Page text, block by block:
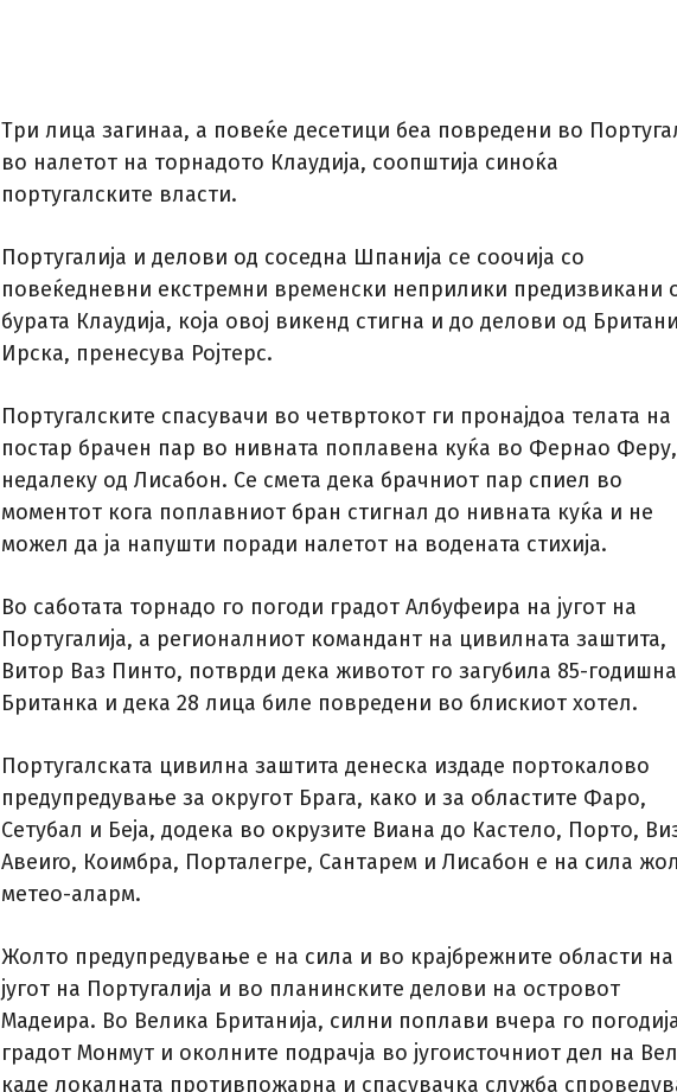
Три лица загинаа, а повеќе десетици беа повредени во
во налетот на торнадото Клаудија, соопштија синоќа
португалските власти.
Португалија и делови од соседна Шпанија се соочија со
повеќедневни екстремни временски неприлики предизвикани
бурата Клаудија, која овој викенд стигна и до делови од
Ирска, пренесува Ројтерс.
Португалските спасувачи во четвртокот ги пронајдоа телата на
постар брачен пар во нивната поплавена куќа во Фернао Феру,
недалеку од Лисабон. Се смета дека брачниот пар спиел во
моментот кога поплавниот бран стигнал до нивната куќа и не
можел да ја напушти поради налетот на водената стихија.
Во саботата торнадо го погоди градот Албуфеира на југот на
Португалија, а регионалниот командант на цивилната заштита,
Витор Ваз Пинто, потврди дека животот го загубила 85-годишна
Британка и дека 28 лица биле повредени во блискиот хотел.
Португалската цивилна заштита денеска издаде портокалово
предупредување за округот Брага, како и за областите Фаро,
Сетубал и Беја, додека во окрузите Виана до Кастело, Порто,
Авеиro, Коимбра, Порталегре, Сантaрем и Лисабон е на сила
метео-аларм.
Жолто предупредување е на сила и во крајбрежните области на
југот на Португалија и во планинските делови на островот
Мадеира. Во Велика Британија, силни поплави вчера го
градот Монмут и околните подрачја во југоисточниот дел на
каде локалната противпожарна и спасувачка служба